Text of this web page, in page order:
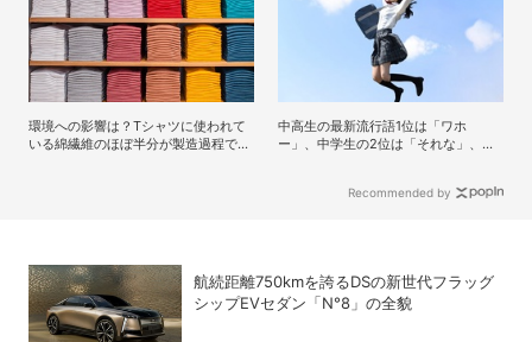
環境への影響は？Tシャツに使われて
いる綿繊維のほぼ半分が製造過程で廃
中高生の最新流行語1位は「ワホ
ー」、中学生の2位は「それな」、高
Recommended by
航続距離750kmを誇るDSの新世代フラッグ
シップEVセダン「N°8」の全貌